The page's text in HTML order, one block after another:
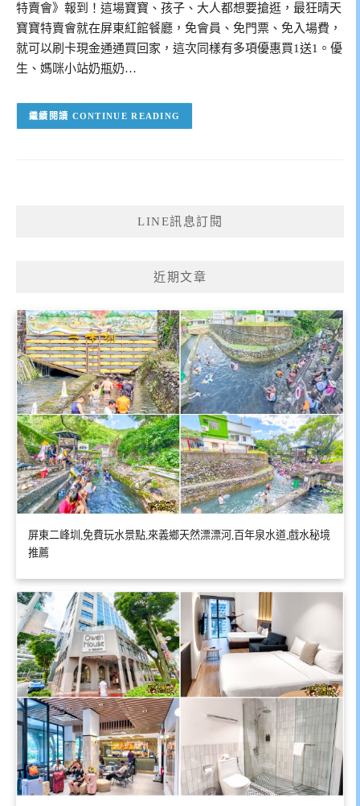
特賣會》報到！這場寶寶、孩子、大人都想要搶逛，最狂晴天
寶寶特賣會就在屏東紅館餐廳，免會員、免門票、免入場費，
就可以刷卡現金通通買回家，這次同樣有多項優惠買1送1。優
生、媽咪小站奶瓶奶…
CONTINUE READING
LINE訊息訂閱
近期文章
屏東二峰圳,免費玩水景點,來義鄉天然漂漂河,百年泉水道,戲水秘境
推薦